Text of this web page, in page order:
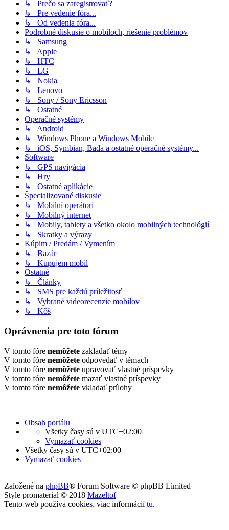
↳ Prečo sa zaregistrovať?
↳ Pre vedenie fóra...
↳ Od vedenia fóra...
Podrobné diskusie o mobiloch, riešenie problémov
↳ Samsung
↳ Apple
↳ HTC
↳ LG
↳ Nokia
↳ Lenovo
↳ Sony / Sony Ericsson
↳ Ostatné
Operačné systémy
↳ Android
↳ Windows Phone a Windows Mobile
↳ iOS, Symbian, Bada a ostatné operačné systémy...
Software
↳ GPS navigácia
↳ Hry
↳ Ostatné aplikácie
Špecializované diskusie
↳ Mobilní operátori
↳ Mobilný internet
↳ Mobily, tablety a všetko okolo mobilných technológií
↳ Skratky a výrazy
Kúpim / Predám / Vymením
↳ Bazár
↳ Kupujem mobil
Ostatné
↳ Články
↳ SMS pre každú príležitosť
↳ Vybrané videorecenzie mobilov
↳ Kôš
Oprávnenia pre toto fórum
V tomto fóre nemôžete zakladať témy
V tomto fóre nemôžete odpovedať v témach
V tomto fóre nemôžete upravovať vlastné príspevky
V tomto fóre nemôžete mazať vlastné príspevky
V tomto fóre nemôžete vkladať prílohy
Obsah portálu
Všetky časy sú v UTC+02:00
Vymazať cookies
Všetky časy sú v UTC+02:00
Vymazať cookies
Založené na phpBB® Forum Software © phpBB Limited
Style promaterial © 2018 Mazeltof
Tento web používa cookies, viac informáciítu.